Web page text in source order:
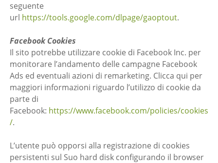
seguente
url https://tools.google.com/dlpage/gaoptout.
Facebook Cookies
Il sito potrebbe utilizzare cookie di Facebook Inc. per
monitorare l’andamento delle campagne Facebook
Ads ed eventuali azioni di remarketing. Clicca qui per
maggiori informazioni riguardo l’utilizzo di cookie da
parte di
Facebook: https://www.facebook.com/policies/cookies
/.
L’utente può opporsi alla registrazione di cookies
persistenti sul Suo hard disk configurando il browser